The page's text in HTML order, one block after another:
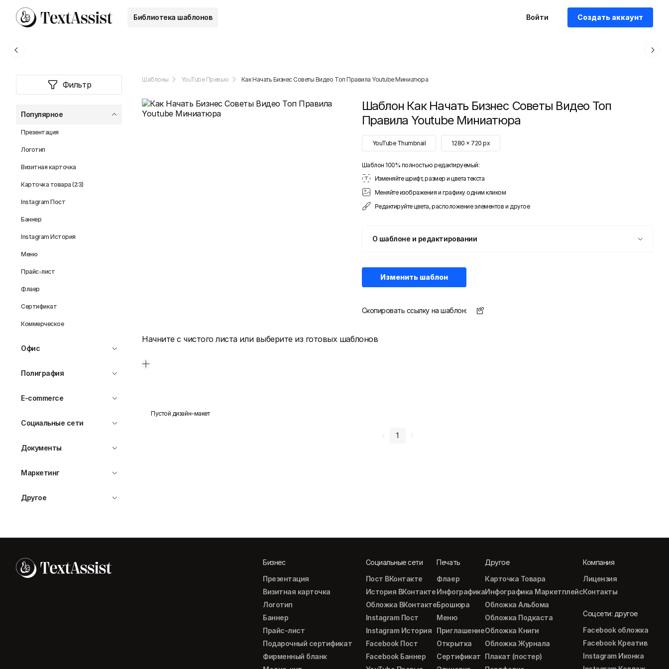
Библиотека шаблонов Войти Создать аккаунт
Фильтр
Популярное
Презентация
Логотип
Визитная карточка
Карточка товара (2:3)
Instagram Пост
Баннер
Instagram История
Меню
Прайс-лист
Флаер
Сертификат
Коммерческое
Офис
Полиграфия
E-commerce
Социальные сети
Документы
Маркетинг
Другое
Шаблоны YouTube Превью Как Начать Бизнес Советы Видео Топ Правила Youtube Миниатюра
Шаблон Как Начать Бизнес Советы Видео Топ
Правила Youtube Миниатюра
YouTube Thumbnail 1280 x 720 px
Шаблон 100% полностью редактируемый:
Изменяйте шрифт, размер и цвета текста
Меняйте изображения и графику одним кликом
Редактируйте цвета, расположение элементов и другое
О шаблоне и редактировании
Изменить шаблон
Скопировать ссылку на шаблон:
Начните с чистого листа или выберите из готовых шаблонов
Пустой дизайн-макет
1
Бизнес
Презентация
Визитная карточка
Логотип
Баннер
Прайс-лист
Подарочный сертификат
Фирменный бланк
Социальные сети
Пост ВКонтакте
История ВКонтакте
Обложка ВКонтакте
Instagram Пост
Instagram История
Facebook Пост
Facebook Баннер
Печать
Флаер
Инфографика
Брошюра
Меню
Приглашение
Открытка
Сертификат
Другое
Карточка Товара
Инфографика Маркетплейс
Обложка Альбома
Обложка Подкаста
Обложка Книги
Обложка Журнала
Плакат (постер)
Компания
Лицензия
Контакты
Соцсети: другое
Facebook обложка
Facebook Креатив
Instagram Иконка